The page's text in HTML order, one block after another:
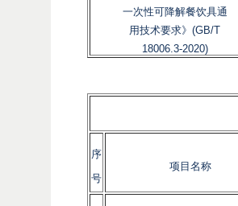
一次性可降解餐饮具通
用技术要求》(GB/T
18006.3-2020)
序
号
项目名称